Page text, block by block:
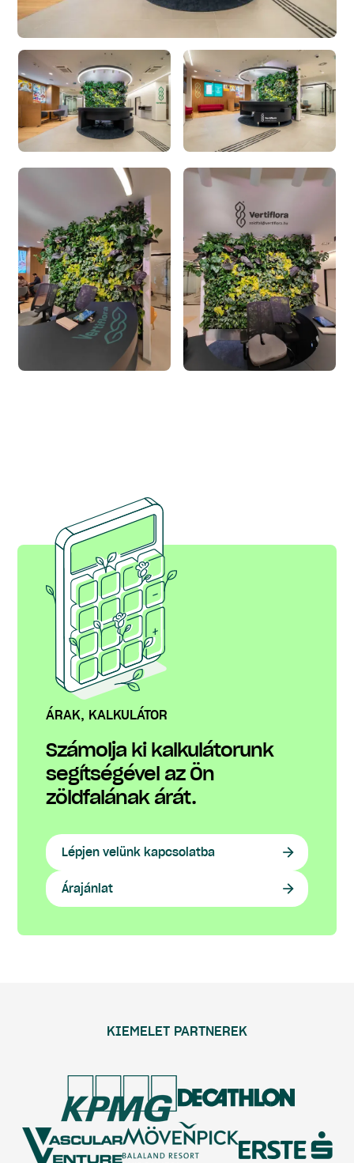
ÁRAK, KALKULÁTOR
Számolja ki kalkulátorunk
segítségével az Ön
zöldfalának árát.
Lépjen velünk kapcsolatba
Árajánlat
KIEMELET PARTNEREK